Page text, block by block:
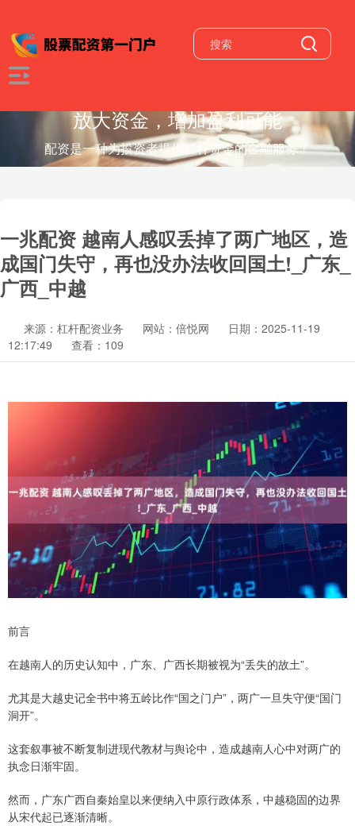
放大资金，增加盈利可能
配资是一种为投资者提供杠杆资金的金融服务！
一兆配资 越南人感叹丢掉了两广地区，造
成国门失守，再也没办法收回国土!_广东_
广西_中越
来源：杠杆配资业务 网站：倍悦网
日期：2025-11-19
12:17:49
查看：109
前言
在越南人的历史认知中，广东、广西长期被视为“丢失的故土”。
尤其是大越史记全书中将五岭比作“国之门户”，两广一旦失守便“国门
洞开”。
这套叙事被不断复制进现代教材与舆论中，造成越南人心中对两广的
执念日渐牢固。
然而，广东广西自秦始皇以来便纳入中原行政体系，中越稳固的边界
从宋代起已逐渐清晰。